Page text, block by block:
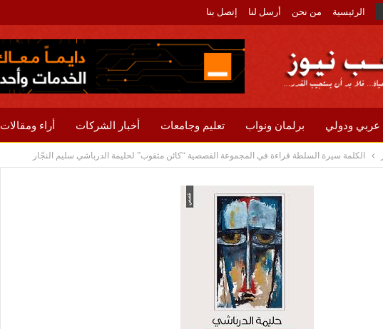
الرئيسية من نحن أرسل لنا إتصل بنا
عربي ودولي برلمان ونواب تعليم وجامعات أخبار الشركات أراء ومقالات
الكلمة سيرة السلطة قراءة في المجموعة القصصية “كائن مثقوب” لحليمة الدرباشي سليم النجّار